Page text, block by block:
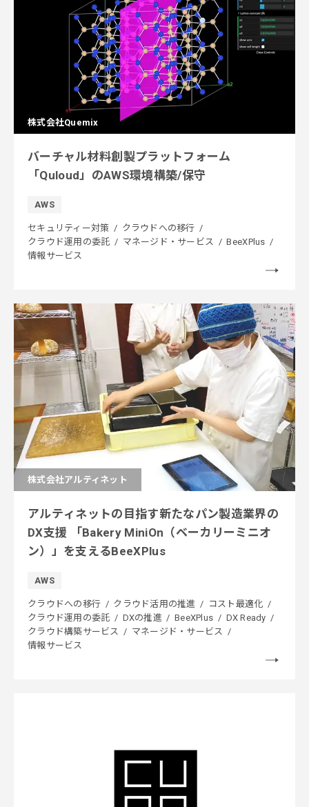
株式会社Quemix
バーチャル材料創製プラットフォーム
「Quloud」のAWS環境構築/保守
AWS
セキュリティー対策
クラウドへの移行
クラウド運用の委託
マネージド・サービス
BeeXPlus
情報サービス
株式会社アルティネット
アルティネットの目指す新たなパン製造業界の
DX支援 「Bakery MiniOn（ベーカリーミニオ
ン）」を支えるBeeXPlus
AWS
クラウドへの移行 クラウド活用の推進
コスト最適化
クラウド運用の委託
DXの推進 BeeXPlus
DX Ready
クラウド構築サービス
マネージド・サービス
情報サービス